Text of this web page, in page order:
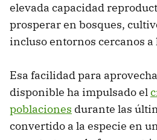
elevada capacidad
prosperar en bosques,
incluso entornos cercanos a
Esa facilidad para
disponible ha impulsado el
poblaciones durante las
convertido a la especie en